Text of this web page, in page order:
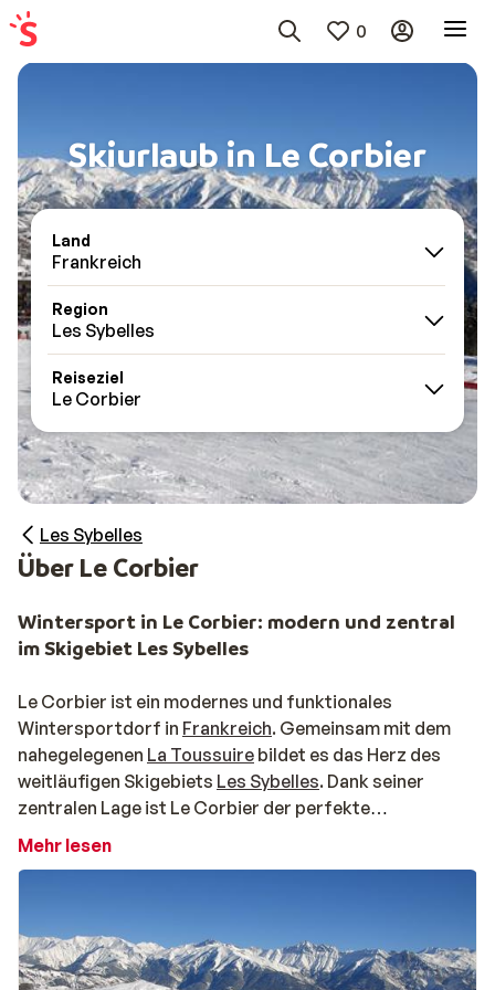
0
Skiurlaub in Le Corbier
Land
Frankreich
Region
Les Sybelles
Reiseziel
Le Corbier
Les Sybelles
Über Le Corbier
Wintersport in Le Corbier: modern und zentral
im Skigebiet Les Sybelles
Le Corbier ist ein modernes und funktionales
Wintersportdorf in Frankreich. Gemeinsam mit dem
nahegelegenen La Toussuire bildet es das Herz des
weitläufigen Skigebiets Les Sybelles. Dank seiner
zentralen Lage ist Le Corbier der perfekte
Ausgangspunkt, um das gesamte Gebiet zu erkunden –
Wintersportreise ausgelegt.
Skifahren in Le Corbier: Ski-in Ski-out leicht
Mehr lesen